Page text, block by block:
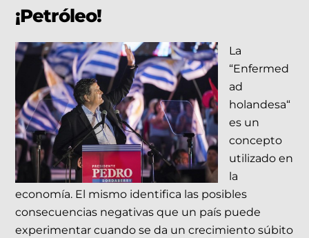
¡Petróleo!
La
“Enfermed
ad
holandesa“
es un
concepto
utilizado en
la
economía. El mismo identifica las posibles
consecuencias negativas que un país puede
experimentar cuando se da un crecimiento súbito